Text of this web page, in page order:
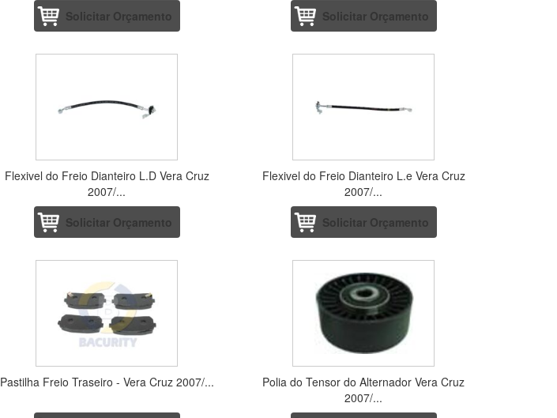
Solicitar Orçamento Solicitar Orçamento
Flexivel do Freio Dianteiro L.D Vera Cruz
2007/...
Solicitar Orçamento
Flexivel do Freio Dianteiro L.e Vera Cruz
2007/...
Solicitar Orçamento
Pastilha Freio Traseiro - Vera Cruz 2007/...
Polia do Tensor do Alternador Vera Cruz
2007/...